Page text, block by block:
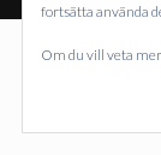
fortsätta använda
Om du vill veta